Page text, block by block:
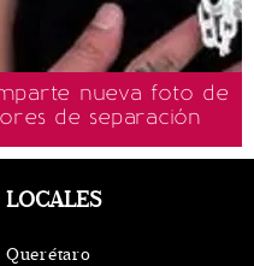
nueva foto de
de separación
LOCALES
Querétaro